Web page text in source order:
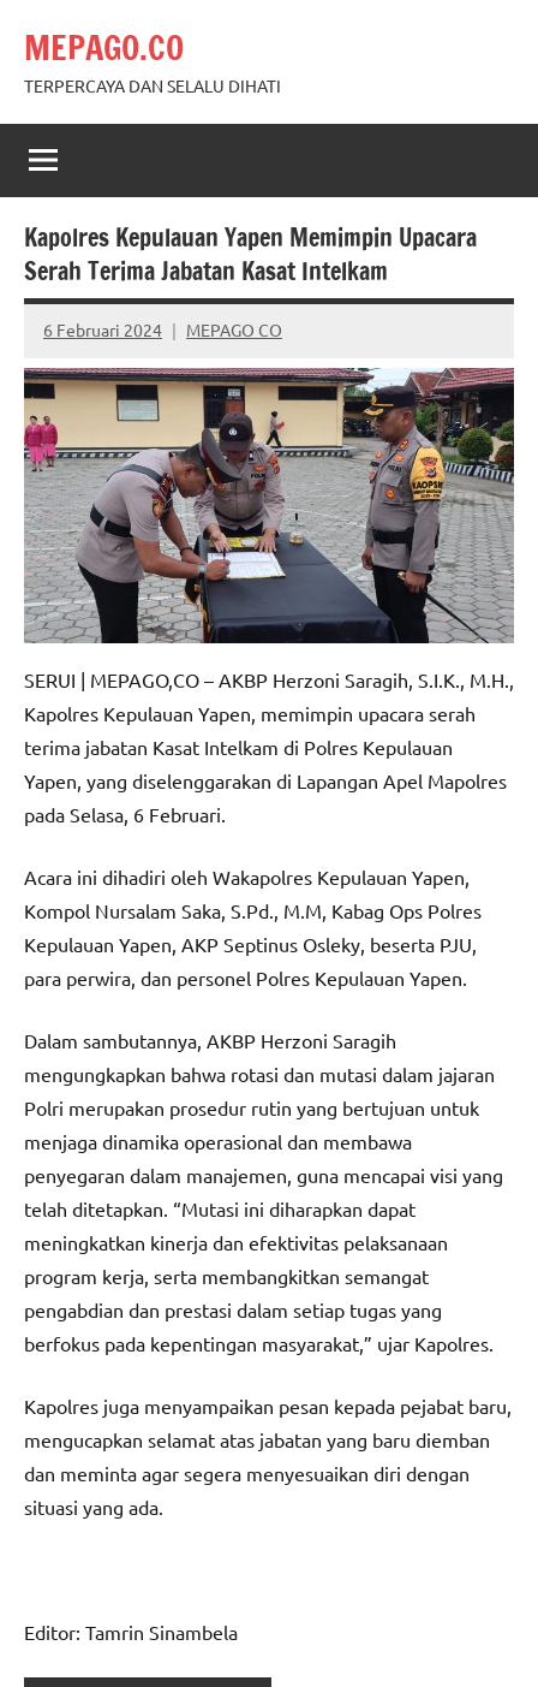
content
MEPAGO.CO
TERPERCAYA DAN SELALU DIHATI
Kapolres Kepulauan Yapen Memimpin Upacara
Serah Terima Jabatan Kasat Intelkam
6 Februari 2024 MEPAGO CO
No
comments
SERUI | MEPAGO,CO – AKBP Herzoni Saragih, S.I.K., M.H.,
Kapolres Kepulauan Yapen, memimpin upacara serah
terima jabatan Kasat Intelkam di Polres Kepulauan
Yapen, yang diselenggarakan di Lapangan Apel Mapolres
pada Selasa, 6 Februari.
Acara ini dihadiri oleh Wakapolres Kepulauan Yapen,
Kompol Nursalam Saka, S.Pd., M.M, Kabag Ops Polres
Kepulauan Yapen, AKP Septinus Osleky, beserta PJU,
para perwira, dan personel Polres Kepulauan Yapen.
Dalam sambutannya, AKBP Herzoni Saragih
mengungkapkan bahwa rotasi dan mutasi dalam jajaran
Polri merupakan prosedur rutin yang bertujuan untuk
menjaga dinamika operasional dan membawa
penyegaran dalam manajemen, guna mencapai visi yang
telah ditetapkan. “Mutasi ini diharapkan dapat
meningkatkan kinerja dan efektivitas pelaksanaan
program kerja, serta membangkitkan semangat
pengabdian dan prestasi dalam setiap tugas yang
berfokus pada kepentingan masyarakat,” ujar Kapolres.
Kapolres juga menyampaikan pesan kepada pejabat baru,
mengucapkan selamat atas jabatan yang baru diemban
dan meminta agar segera menyesuaikan diri dengan
situasi yang ada.
Editor: Tamrin Sinambela